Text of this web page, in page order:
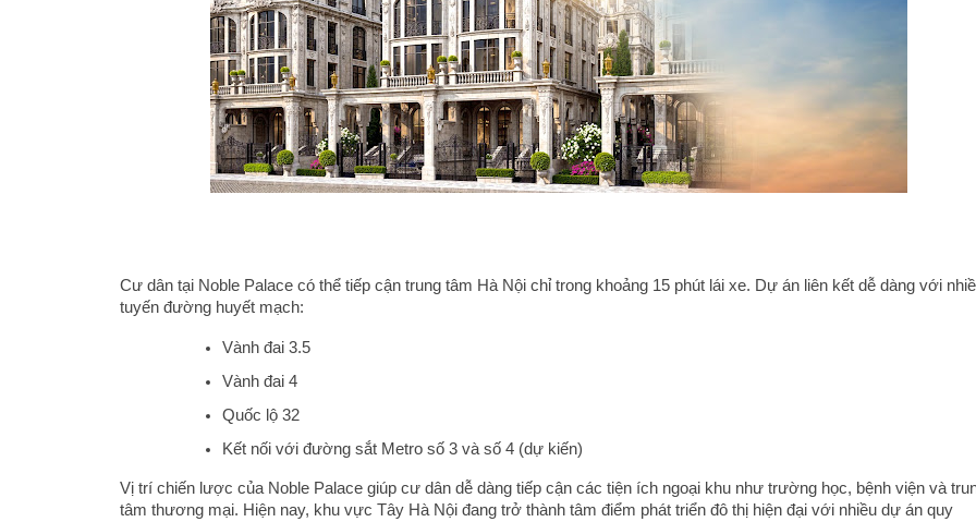
Cư dân tại Noble Palace có thể tiếp cận trung tâm Hà Nội chỉ trong khoảng 15 phút lái xe. Dự án liên kết dễ dàng với
tuyến đường huyết mạch:
Vành đai 3.5
Vành đai 4
Quốc lộ 32
Kết nối với đường sắt Metro số 3 và số 4 (dự kiến)
Vị trí chiến lược của Noble Palace giúp cư dân dễ dàng tiếp cận các tiện ích ngoại khu như trường học, bệnh viện và
tâm thương mại. Hiện nay, khu vực Tây Hà Nội đang trở thành tâm điểm phát triển đô thị hiện đại với nhiều dự án quy